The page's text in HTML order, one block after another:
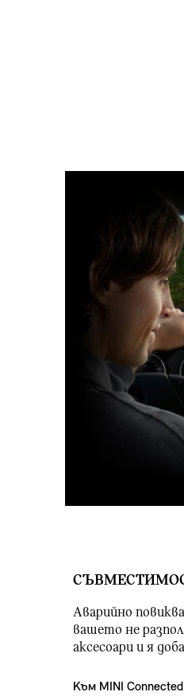
Аварийно
вашето не
аксесоари и я
Към MINI